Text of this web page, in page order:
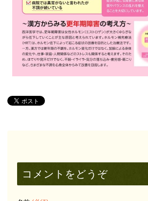
コメントをどうぞ